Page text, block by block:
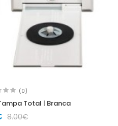
(0)
Total | Branca
8.00€